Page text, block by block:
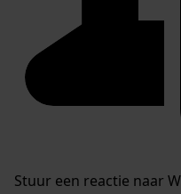
Stuur een reactie naar